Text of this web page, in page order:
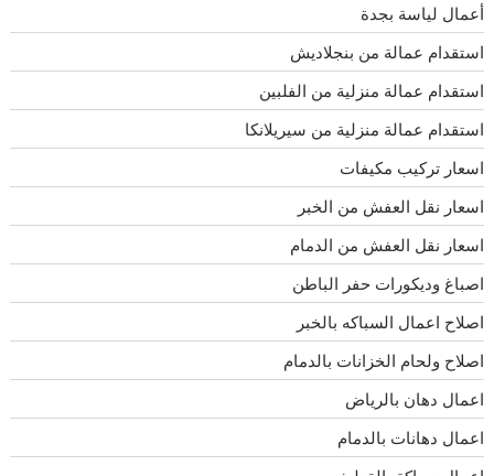
أعمال لياسة بجدة
استقدام عمالة من بنجلاديش
استقدام عمالة منزلية من الفلبين
استقدام عمالة منزلية من سيريلانكا
اسعار تركيب مكيفات
اسعار نقل العفش من الخبر
اسعار نقل العفش من الدمام
اصباغ وديكورات حفر الباطن
اصلاح اعمال السباكه بالخبر
اصلاح ولحام الخزانات بالدمام
اعمال دهان بالرياض
اعمال دهانات بالدمام